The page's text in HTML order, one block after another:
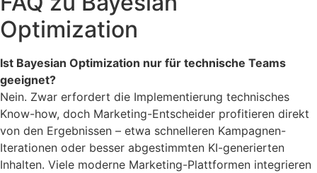
Optimization
Ist Bayesian Optimization nur für technische Teams
geeignet?
Nein. Zwar erfordert die Implementierung technisches
Know-how, doch Marketing-Entscheider profitieren direkt
von den Ergebnissen – etwa schnelleren Kampagnen-
Iterationen oder besser abgestimmten KI-generierten
Inhalten. Viele moderne Marketing-Plattformen integrieren